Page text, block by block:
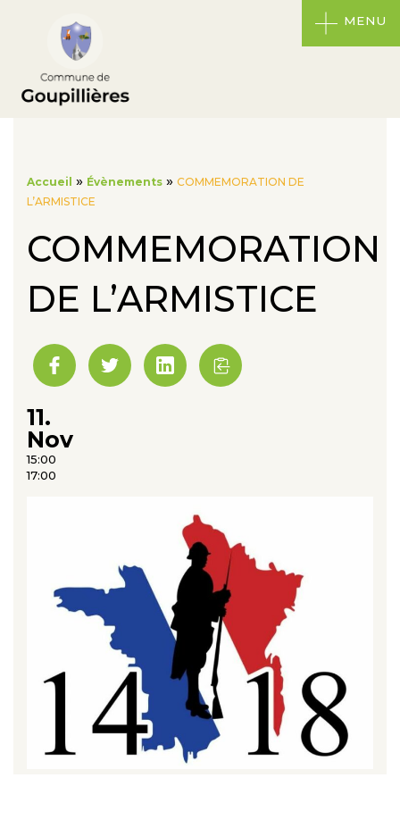
MENU
Accueil » Évènements » COMMEMORATION DE
L’ARMISTICE
COMMEMORATION
DE L’ARMISTICE
11.
Nov
15:00
17:00